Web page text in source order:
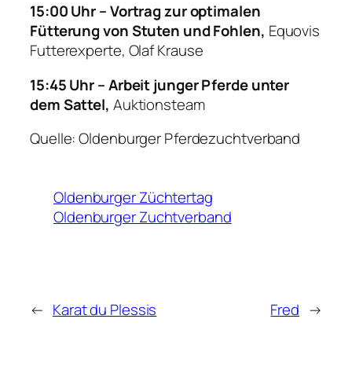
15:00 Uhr – Vortrag zur optimalen
Fütterung von Stuten und Fohlen, Equovis
Futterexperte, Olaf Krause
15:45 Uhr – Arbeit junger Pferde unter
dem Sattel, Auktionsteam
Quelle: Oldenburger Pferdezuchtverband
Oldenburger Züchtertag
Oldenburger Zuchtverband
← Karat du Plessis Fred →